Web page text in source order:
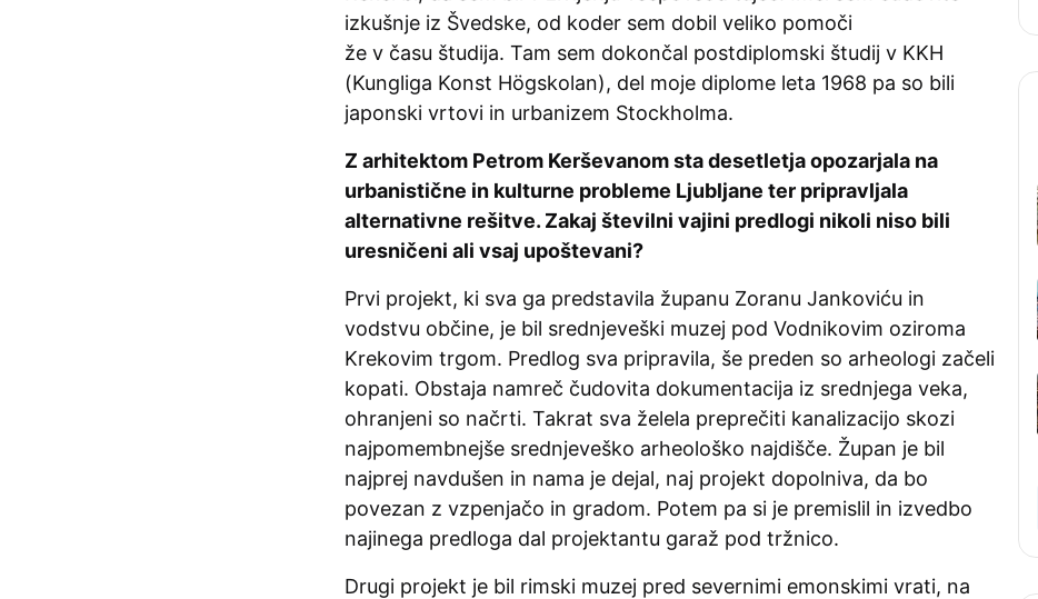
izkušnje iz Švedske, od koder sem dobil veliko pomoči
že v času študija. Tam sem dokončal postdiplomski študij v KKH
(Kungliga Konst Högskolan), del moje diplome leta 1968 pa so bili
japonski vrtovi in urbanizem Stockholma.
Z arhitektom Petrom Kerševanom sta desetletja opozarjala na
urbanistične in kulturne probleme Ljubljane ter pripravljala
alternativne rešitve. Zakaj številni vajini predlogi nikoli niso bili
uresničeni ali vsaj upoštevani?
Prvi projekt, ki sva ga predstavila županu Zoranu Jankoviću in
vodstvu občine, je bil srednjeveški muzej pod Vodnikovim oziroma
Krekovim trgom. Predlog sva pripravila, še preden so arheologi začeli
kopati. Obstaja namreč čudovita dokumentacija iz srednjega veka,
ohranjeni so načrti. Takrat sva želela preprečiti kanalizacijo skozi
najpomembnejše srednjeveško arheološko najdišče. Župan je bil
najprej navdušen in nama je dejal, naj projekt dopolniva, da bo
povezan z vzpenjačo in gradom. Potem pa si je premislil in izvedbo
najinega predloga dal projektantu garaž pod tržnico.
Drugi projekt je bil rimski muzej pred severnimi emonskimi vrati, na